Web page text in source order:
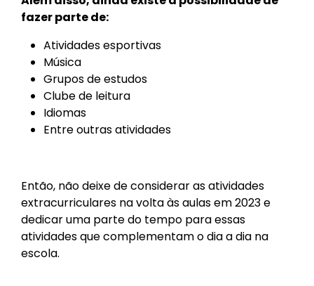
fazer parte de:
Atividades esportivas
Música
Grupos de estudos
Clube de leitura
Idiomas
Entre outras atividades
Então, não deixe de considerar as atividades
extracurriculares na volta às aulas em 2023 e
dedicar uma parte do tempo para essas
atividades que complementam o dia a dia na
escola.